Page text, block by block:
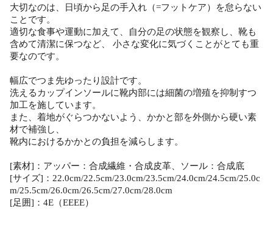
大切なのは、日頃から足の手入れ（=フットケア）を怠らない
ことです。
適切な食事や運動に加えて、自分の足の状態を観察し、靴も
含めて清潔に保つなど、 小さな変化に気づくことがとても重
要なのです。
幅広でつま先ゆったり設計です。
洗えるカップインソールに靴内部には細菌の増殖を抑制すつ
加工を施しています。
また、着地がぐらつかないよう、かかと部を外側から硬い素
材で補強し、
靴内におけるかかとの負担を減らします。
[素材]：アッパー：合成繊維・合成皮革、ソール：合成底
[サイズ]：22.0cm/22.5cm/23.0cm/23.5cm/24.0cm/24.5cm/25.0c
m/25.5cm/26.0cm/26.5cm/27.0cm/28.0cm
[足囲]：4E（EEEE）